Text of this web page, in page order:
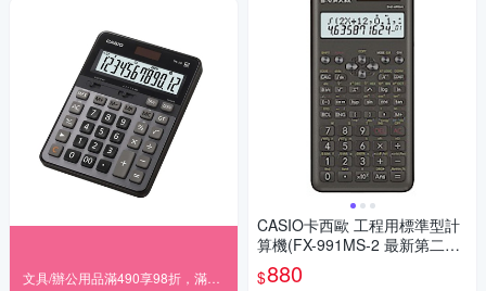
CASIO卡西歐 工程用標準型計
算機(FX-991MS-2 最新第二代
保固24個月)
$880